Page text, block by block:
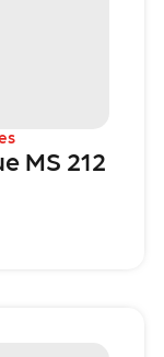
MS 212